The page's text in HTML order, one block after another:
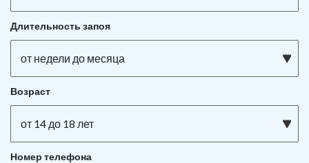
Длительность запоя
от недели до месяца
Возраст
от 14 до 18 лет
Номер телефона